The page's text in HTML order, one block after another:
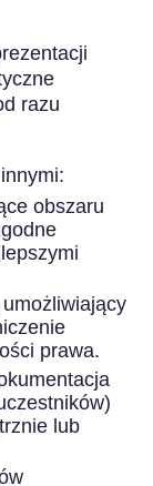
razu
obszaru
prawa.
lub